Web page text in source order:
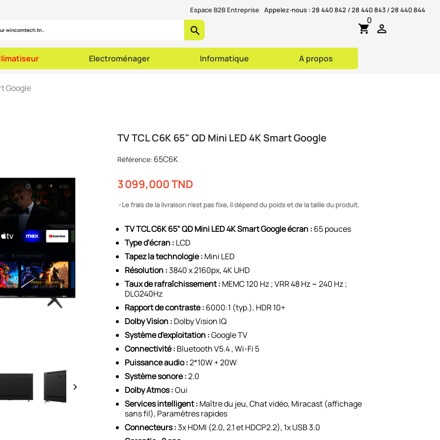
Espace B2B Entreprise Appelez-nous : 28 440 842 / 28 440 843 / 28 440 844
search 
shopping_cart
0
Electroménager Informatique A propos
Google

TV TCL C6K 65" QD Mini LED 4K Smart Google
Référence: 65C6K
3 099,000 TND
Le frais de la livraison n'est pas fixe, il dépend du poids et de la taille du produit.
TV TCL C6K 65" QD Mini LED 4K Smart Google écran : 65 pouces
Type d'écran : LCD
Tapez la technologie : Mini LED
Résolution :3840 x 2160px, 4K UHD
Taux de rafraîchissement : MEMC 120 Hz ; VRR 48 Hz ~ 240 Hz ;
DLG240Hz
Rapport de contraste : 6000:1 (typ.), HDR 10+
Dolby Vision : Dolby Vision IQ
Système d'exploitation :Google TV
Connectivité : Bluetooth V5.4 , Wi-Fi 5
Puissance audio :2*10W + 20W
Système sonore :2.0
Dolby Atmos :Oui
Services intelligent : Maître du jeu, Chat vidéo, Miracast (affichage
sans fil), Paramètres rapides
Connecteurs :3x HDMI (2.0, 2.1 et HDCP2.2), 1x USB 3.0